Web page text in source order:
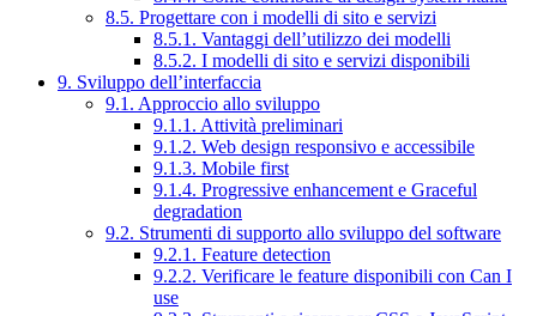
8.5. Progettare con i modelli di sito e servizi
8.5.1. Vantaggi dell’utilizzo dei modelli
8.5.2. I modelli di sito e servizi disponibili
9. Sviluppo dell’interfaccia
9.1. Approccio allo sviluppo
9.1.1. Attività preliminari
9.1.2. Web design responsivo e accessibile
9.1.3. Mobile first
9.1.4. Progressive enhancement e Graceful
degradation
9.2. Strumenti di supporto allo sviluppo del software
9.2.1. Feature detection
9.2.2. Verificare le feature disponibili con Can I
use